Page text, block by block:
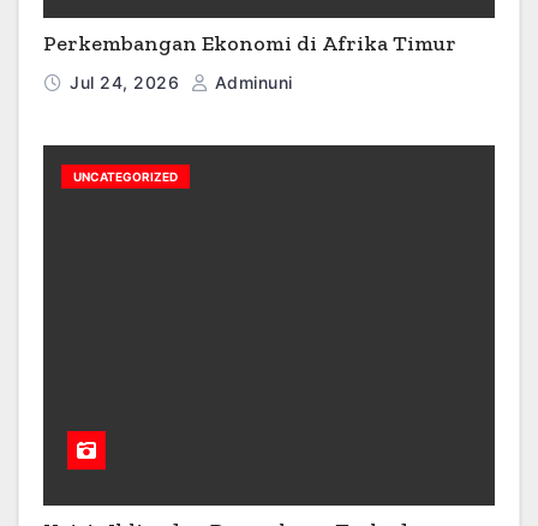
Perkembangan Ekonomi di Afrika Timur
Jul 24, 2026 Adminuni
UNCATEGORIZED